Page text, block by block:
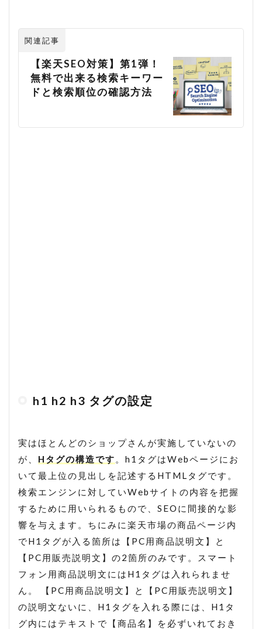
関連記事
【楽天SEO対策】第1弾！
無料で出来る検索キーワー
ドと検索順位の確認方法
h1 h2 h3 タグの設定
実はほとんどのショップさんが実施していないの
が、 Hタグの構造です 。h1タグはWebページにお
いて最上位の見出しを記述するHTMLタグです。
検索エンジンに対していWebサイトの内容を把握
するために用いられるもので、SEOに間接的な影
響を与えます。ちにみに楽天市場の商品ページ内
でH1タグが入る箇所は【PC用商品説明文】と
【PC用販売説明文】の2箇所のみです。スマート
フォン用商品説明文にはH1タグは入れられませ
ん。 【PC用商品説明文】と【PC用販売説明文】
の説明文ないに、H1タグを入れる際には、H1タ
グ内にはテキストで【商品名】を必ずいれておき